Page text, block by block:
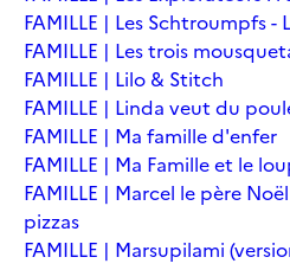
FAMILLE | Les Schtroumpfs -
FAMILLE | Les trois
FAMILLE | Lilo & Stitch
FAMILLE | Linda veut du
FAMILLE | Ma famille d'enfer
FAMILLE | Ma Famille et le
FAMILLE | Marcel le père
pizzas
FAMILLE | Marsupilami